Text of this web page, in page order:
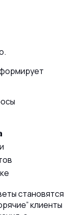
становятся
клиенты